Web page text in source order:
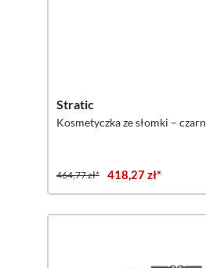
Stratic
Kosmetyczka ze słomki –
464,77 zł* 418,27 zł*